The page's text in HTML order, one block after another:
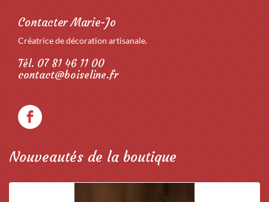
Contacter Marie-Jo
Créatrice de décoration artisanale.
Tél. 07 81 46 11 00
contact@boiseline.fr
Nouveautés de la boutique